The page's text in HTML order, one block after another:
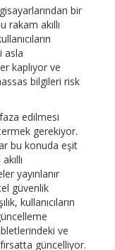
bir
rakam akıllı
asla
kaplıyor ve
bilgileri risk
edilmesi
gerekiyor.
bu konuda eşit
yayınlanır
güvenlik
kullanıcıların
ve
güncelliyor.